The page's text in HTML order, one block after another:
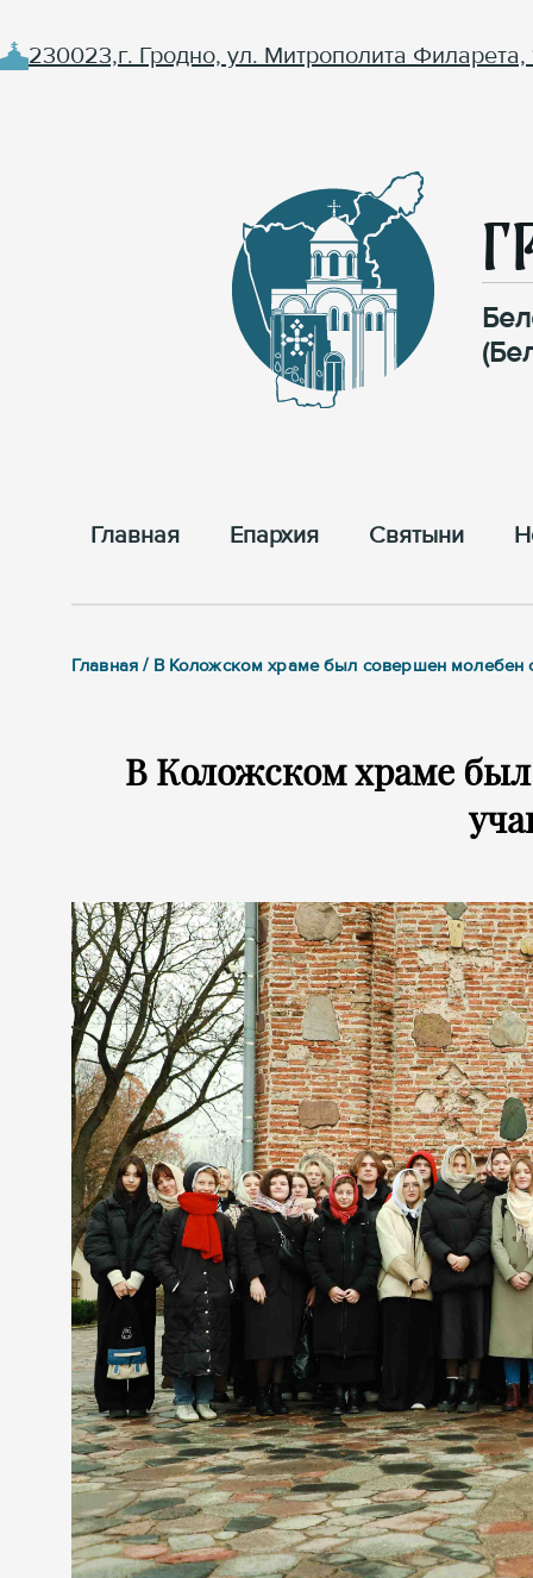
230023,г. Гродно, ул. Митрополита Филарета,
Главная Епархия Cвятыни
Главная / В Коложском храме был совершен молебен
В Коложском храме